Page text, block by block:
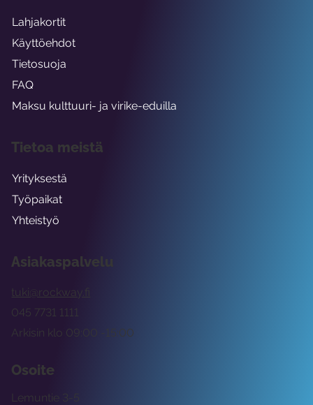
Asiakaspalvelu
tuki@rockway.fi
Arkisin klo 09:00 -15:00
045 7731 1111
Osoite
Lemuntie 3-5
Lahjakortit
Käyttöehdot
Tietosuoja
FAQ
Maksu kulttuuri- ja virike-eduilla
Tietoa meistä
Yrityksestä
Työpaikat
Yhteistyö